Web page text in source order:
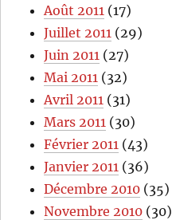
Août 2011 (17)
Juillet 2011 (29)
Juin 2011 (27)
Mai 2011 (32)
Avril 2011 (31)
Mars 2011 (30)
Février 2011 (43)
Janvier 2011 (36)
Décembre 2010 (35)
Novembre 2010 (30)